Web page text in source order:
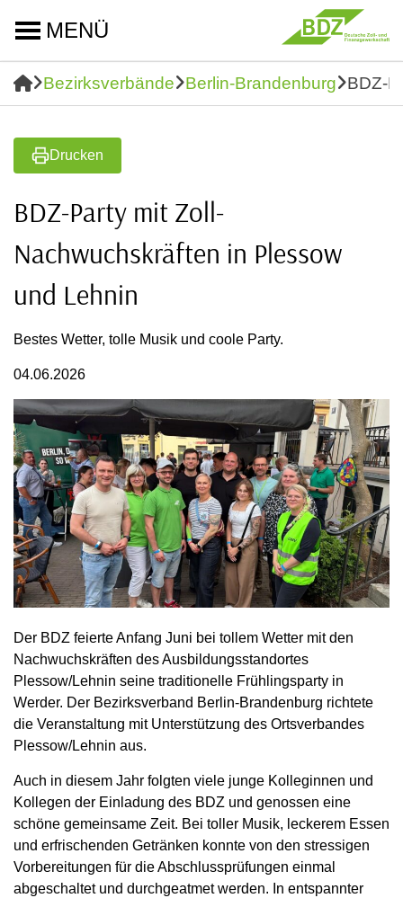
MENÜ
Bezirksverbände Berlin-Brandenburg BDZ-
Drucken
BDZ-Party mit Zoll-
Nachwuchskräften in Plessow
und Lehnin
Bestes Wetter, tolle Musik und coole Party.
04.06.2026
Der BDZ feierte Anfang Juni bei tollem Wetter mit den
Nachwuchskräften des Ausbildungsstandortes
Plessow/Lehnin seine traditionelle Frühlingsparty in
Werder. Der Bezirksverband Berlin-Brandenburg richtete
die Veranstaltung mit Unterstützung des Ortsverbandes
Plessow/Lehnin aus.
Auch in diesem Jahr folgten viele junge Kolleginnen und
Kollegen der Einladung des BDZ und genossen eine
schöne gemeinsame Zeit. Bei toller Musik, leckerem Essen
und erfrischenden Getränken konnte von den stressigen
Vorbereitungen für die Abschlussprüfungen einmal
abgeschaltet und durchgeatmet werden. In entspannter